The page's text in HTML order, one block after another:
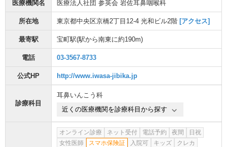
医療機関名 医療法人社団 参英会 岩佐耳鼻咽喉科
所在地 東京都中央区京橋2丁目12-4 光和ビル2階 [アクセス]
最寄駅 宝町駅(駅から南東に約190m)
電話 03-3567-8733
公式HP http://www.iwasa-jibika.jp
診療科目
耳鼻いんこう科
近くの医療機関を診療科目から探す
オンライン診療 ネット受付 電話予約 夜間
日祝
女性医師
スマホ保険証 入院可 キッズ
クレカ